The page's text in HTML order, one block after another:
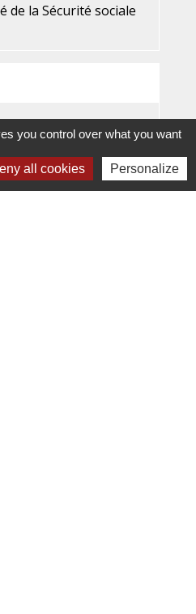
de la Sécurité sociale
retour à l'emploi (ARE)
you control over what you want
all cookies Personalize